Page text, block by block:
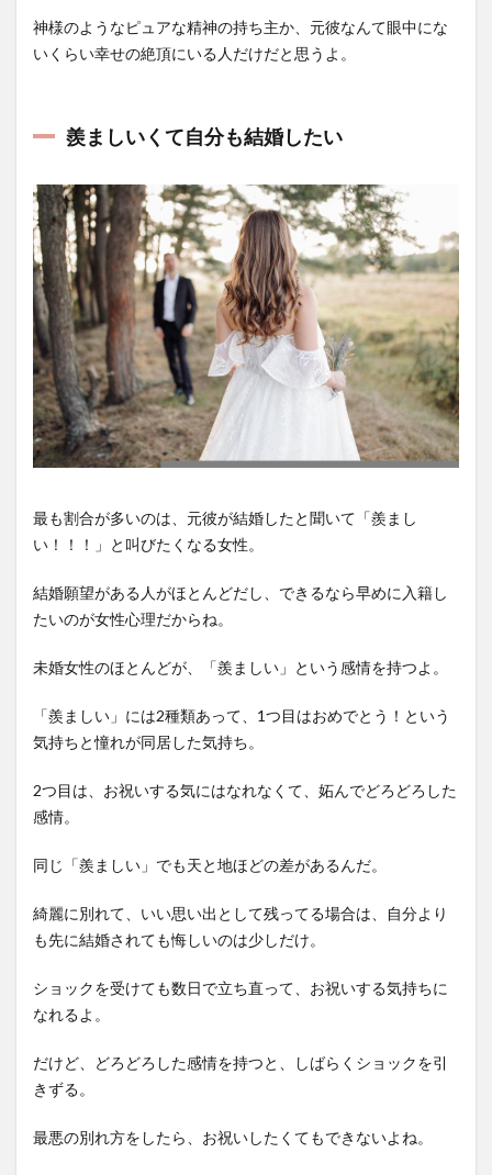
神様のようなピュアな精神の持ち主か、元彼なんて眼中にな
いくらい幸せの絶頂にいる人だけだと思うよ。
羨ましいくて自分も結婚したい
最も割合が多いのは、元彼が結婚したと聞いて「羨まし
い！！！」と叫びたくなる女性。
結婚願望がある人がほとんどだし、できるなら早めに入籍し
たいのが女性心理だからね。
未婚女性のほとんどが、「羨ましい」という感情を持つよ。
「羨ましい」には2種類あって、1つ目はおめでとう！という
気持ちと憧れが同居した気持ち。
2つ目は、お祝いする気にはなれなくて、妬んでどろどろした
感情。
同じ「羨ましい」でも天と地ほどの差があるんだ。
綺麗に別れて、いい思い出として残ってる場合は、自分より
も先に結婚されても悔しいのは少しだけ。
ショックを受けても数日で立ち直って、お祝いする気持ちに
なれるよ。
だけど、どろどろした感情を持つと、しばらくショックを引
きずる。
最悪の別れ方をしたら、お祝いしたくてもできないよね。